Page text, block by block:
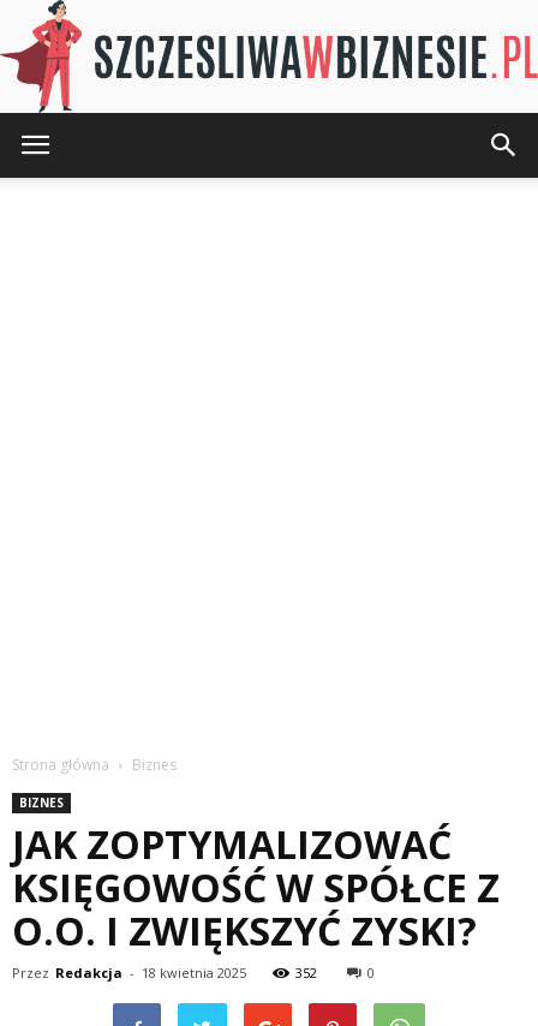
Strona główna Biznes
BIZNES
JAK ZOPTYMALIZOWAĆ
KSIĘGOWOŚĆ W SPÓŁCE Z
O.O. I ZWIĘKSZYĆ ZYSKI?
Przez Redakcja - 18 kwietnia 2025 352 0